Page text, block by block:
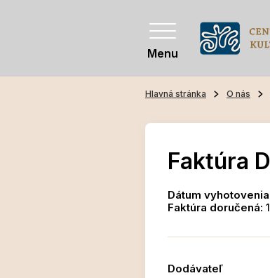
Menu
Hlavná stránka O nás
Faktúra
Dátum
Faktúra doručená:
Dodávateľ